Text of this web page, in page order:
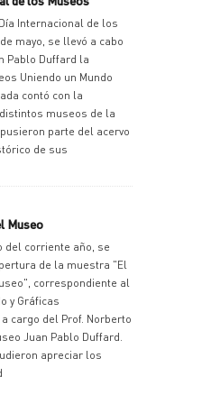
Internacional de los
mayo, se llevó a cabo
Pablo Duffard la
Uniendo un Mundo
contó con la
museos de la
parte del acervo
de sus
Museo
del corriente año, se
de la muestra "El
correspondiente al
y Gráficas
cargo del Prof. Norberto
Juan Pablo Duffard.
apreciar los